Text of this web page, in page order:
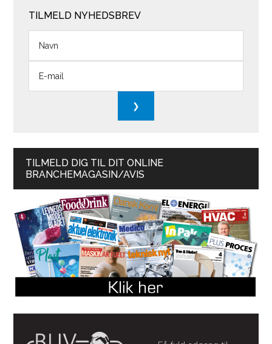
TILMELD NYHEDSBREV
TILMELD DIG TIL DIT ONLINE
BRANCHEMAGASIN/AVIS